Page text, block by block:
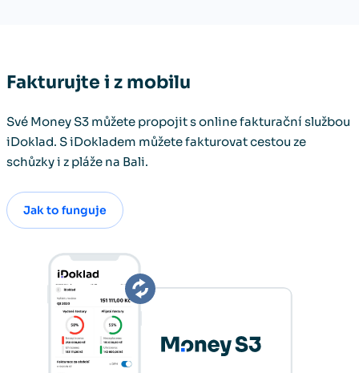
Fakturujte i z mobilu
Své Money S3 můžete propojit s online fakturační službou
iDoklad. S iDokladem můžete fakturovat cestou ze
schůzky i z pláže na Bali.
Jak to funguje